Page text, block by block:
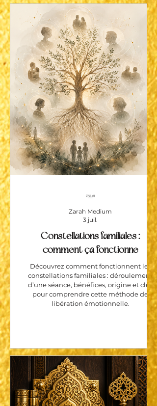
toujours pas revenu, mais au moins tu sais
maintenant que l’Univers
Constellations familiales :
comment ça fonctionne
Découvrez comment fonctionnent les
constellations familiales : déroulement
d’une séance, bénéfices, origine et clés
pour comprendre cette méthode de
libération émotionnelle.
Zarah Medium
3 juil.